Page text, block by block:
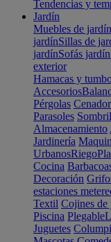
Tendencias y
Jardín
Muebles de jardín
jardínSillas de
jardínSofás jardín
exterior
Hamacas y
Accesorios
Pérgolas
Parasoles
Almacenamiento
Jardinería
UrbanosRiego
Cocina
Decoración
estaciones
Textil Cojines de
Piscina Plegable
Juguetes